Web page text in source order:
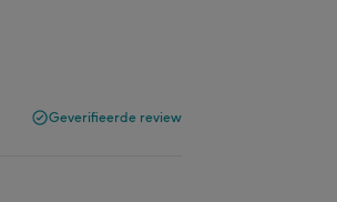
Geverifieerde review